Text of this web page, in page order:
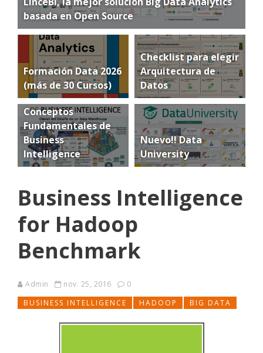
basada en Open Source
Formación Data 2026
(más de 30 Cursos)
Checklist para elegir
Arquitectura de
Datos
Conceptos
Fundamentales de
Business
Intelligence
Nuevo!! Data
University
Business Intelligence
for Hadoop
Benchmark
Admin nov. 25, 2016
0
BUSINESS INTELLIGENCE
HADOOP BIG DATA